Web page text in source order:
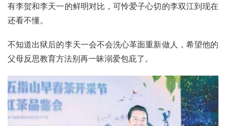
有李贺和李天一的鲜明对比，可怜爱子心切的李双江到现在
还看不懂。
不知道出狱后的李天一会不会洗心革面重新做人，希望他的
父母反思教育方法别再一昧溺爱包庇了。